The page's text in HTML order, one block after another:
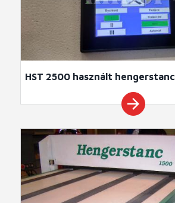
HST 2500 használt hengerstanc
arrow_forward